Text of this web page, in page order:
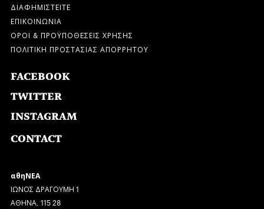
ΔΙΑΦΗΜΙΣΤΕΙΤΕ
ΕΠΙΚΟΙΝΩΝΙΑ
ΟΡΟΙ & ΠΡΟΫΠΟΘΕΣΕΙΣ ΧΡΗΣΗΣ
ΠΟΛΙΤΙΚΗ ΠΡΟΣΤΑΣΙΑΣ ΑΠΟΡΡΗΤΟΥ
FACEBOOK
TWITTER
INSTAGRAM
CONTACT
αθηΝΕΑ
ΙΩΝΟΣ ΔΡΑΓΟΥΜΗ 1
ΑΘΗΝΑ, 115 28